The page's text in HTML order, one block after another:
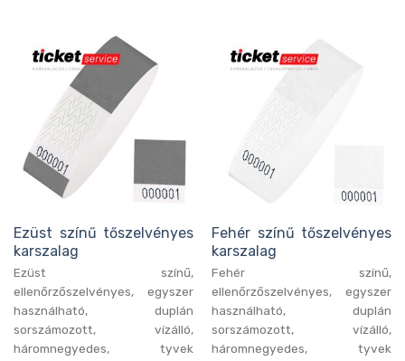
Ezüst színű tőszelvényes
karszalag
Ezüst színű,
ellenőrzőszelvényes, egyszer
használható, duplán
sorszámozott, vízálló,
háromnegyedes, tyvek
Fehér színű tőszelvényes
karszalag
Fehér színű,
ellenőrzőszelvényes, egyszer
használható, duplán
sorszámozott, vízálló,
háromnegyedes, tyvek